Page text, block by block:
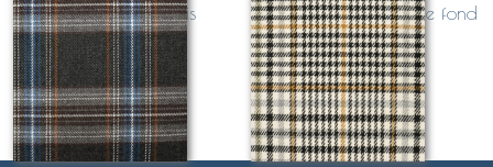
écossais bleu gris
Sur demande
écossais noir moutarde fond
écru
Sur demande